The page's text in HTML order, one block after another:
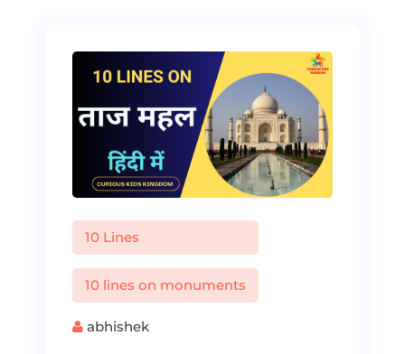
10 Lines
10 lines on monuments
abhishek